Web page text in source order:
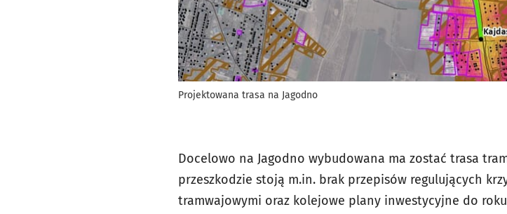
Projektowana trasa na Jagodno
Docelowo na Jagodno wybudowana ma zostać trasa
przeszkodzie stoją m.in. brak przepisów regulujących
tramwajowymi oraz kolejowe plany inwestycyjne do roku